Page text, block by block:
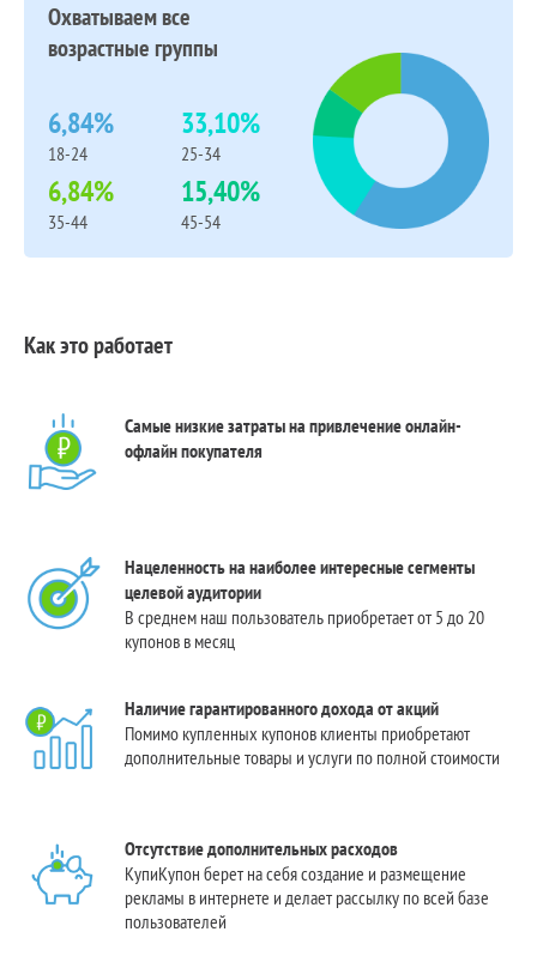
Охватываем все
возрастные группы
6,84%
18-24
33,10%
25-34
6,84%
35-44
15,40%
45-54
Как это работает
Самые низкие затраты на привлечение онлайн-
офлайн покупателя
Нацеленность на наиболее интересные сегменты
целевой аудитории
В среднем наш пользователь приобретает от 5 до 20
купонов в месяц
Наличие гарантированного дохода от акций
Помимо купленных купонов клиенты приобретают
дополнительные товары и услуги по полной стоимости
Отсутствие дополнительных расходов
КупиКупон берет на себя создание и размещение
рекламы в интернете и делает рассылку по всей базе
пользователей